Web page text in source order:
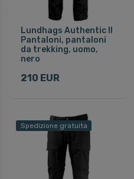
Lundhags Authentic II
Pantaloni, pantaloni
da trekking, uomo,
nero
210 EUR
Spedizione gratuita